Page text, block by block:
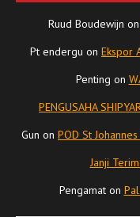
Ruud Boudewijn on
Pt endergu on Ekspor
Penting on
PENGUSAHA
Gun on POD St
Janji
Pengamaton